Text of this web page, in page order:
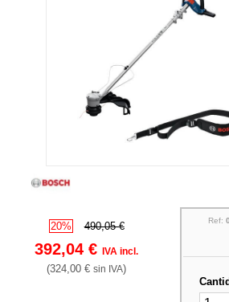
20% 490,05 €
392,04 €IVA incl.
(324,00 €sin IVA)
Ref: